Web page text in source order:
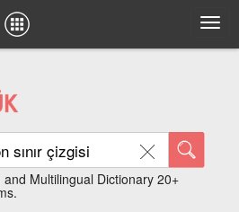
Multilingual Dictionary 20+